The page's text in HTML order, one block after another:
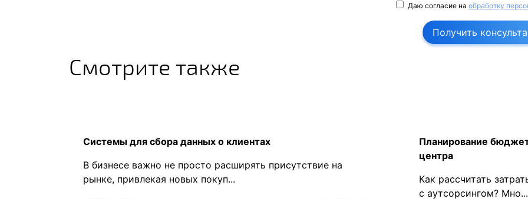
Даю согласие на обработку
Получить
Смотрите также
Системы для сбора данных о клиентах
В бизнесе важно не просто расширять присутствие на
рынке, привлекая новых покуп...
Планирование
центра
Как рассчитать
с аутсорсингом? Мно...